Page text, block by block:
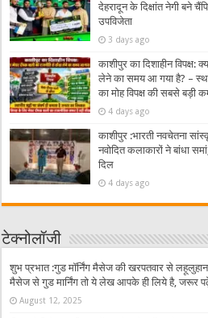
देहरादून के दिक्षांत नेगी बने
उपविजेता
3 days ago
काशीपुर का दिशाहीन विपक्ष:
लेने का समय आ गया है? –
का मोह विपक्ष की सबसे बड़ी
4 days ago
काशीपुर :भारती नवचेतना
नवोदित कलाकारों ने बांधा
दिल
4 days ago
टेक्नोलॉजी
शुभ प्रभात :गुड मॉर्निंग मैसेज की खरपतवार से
मैसेज से गुड मार्निंग तो ये लेख आपके ही लिये है, जरूर
August 12, 2025